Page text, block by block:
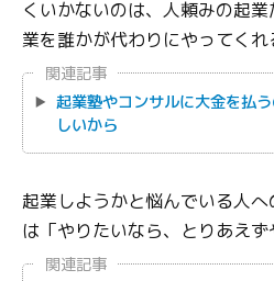
くいかないのは、人頼みの起
業を誰かが代わりにやってくれ
関連記事
起業塾やコンサルに大金を払
しいから
起業しようかと悩んでいる人
は「やりたいなら、とりあえず
関連記事